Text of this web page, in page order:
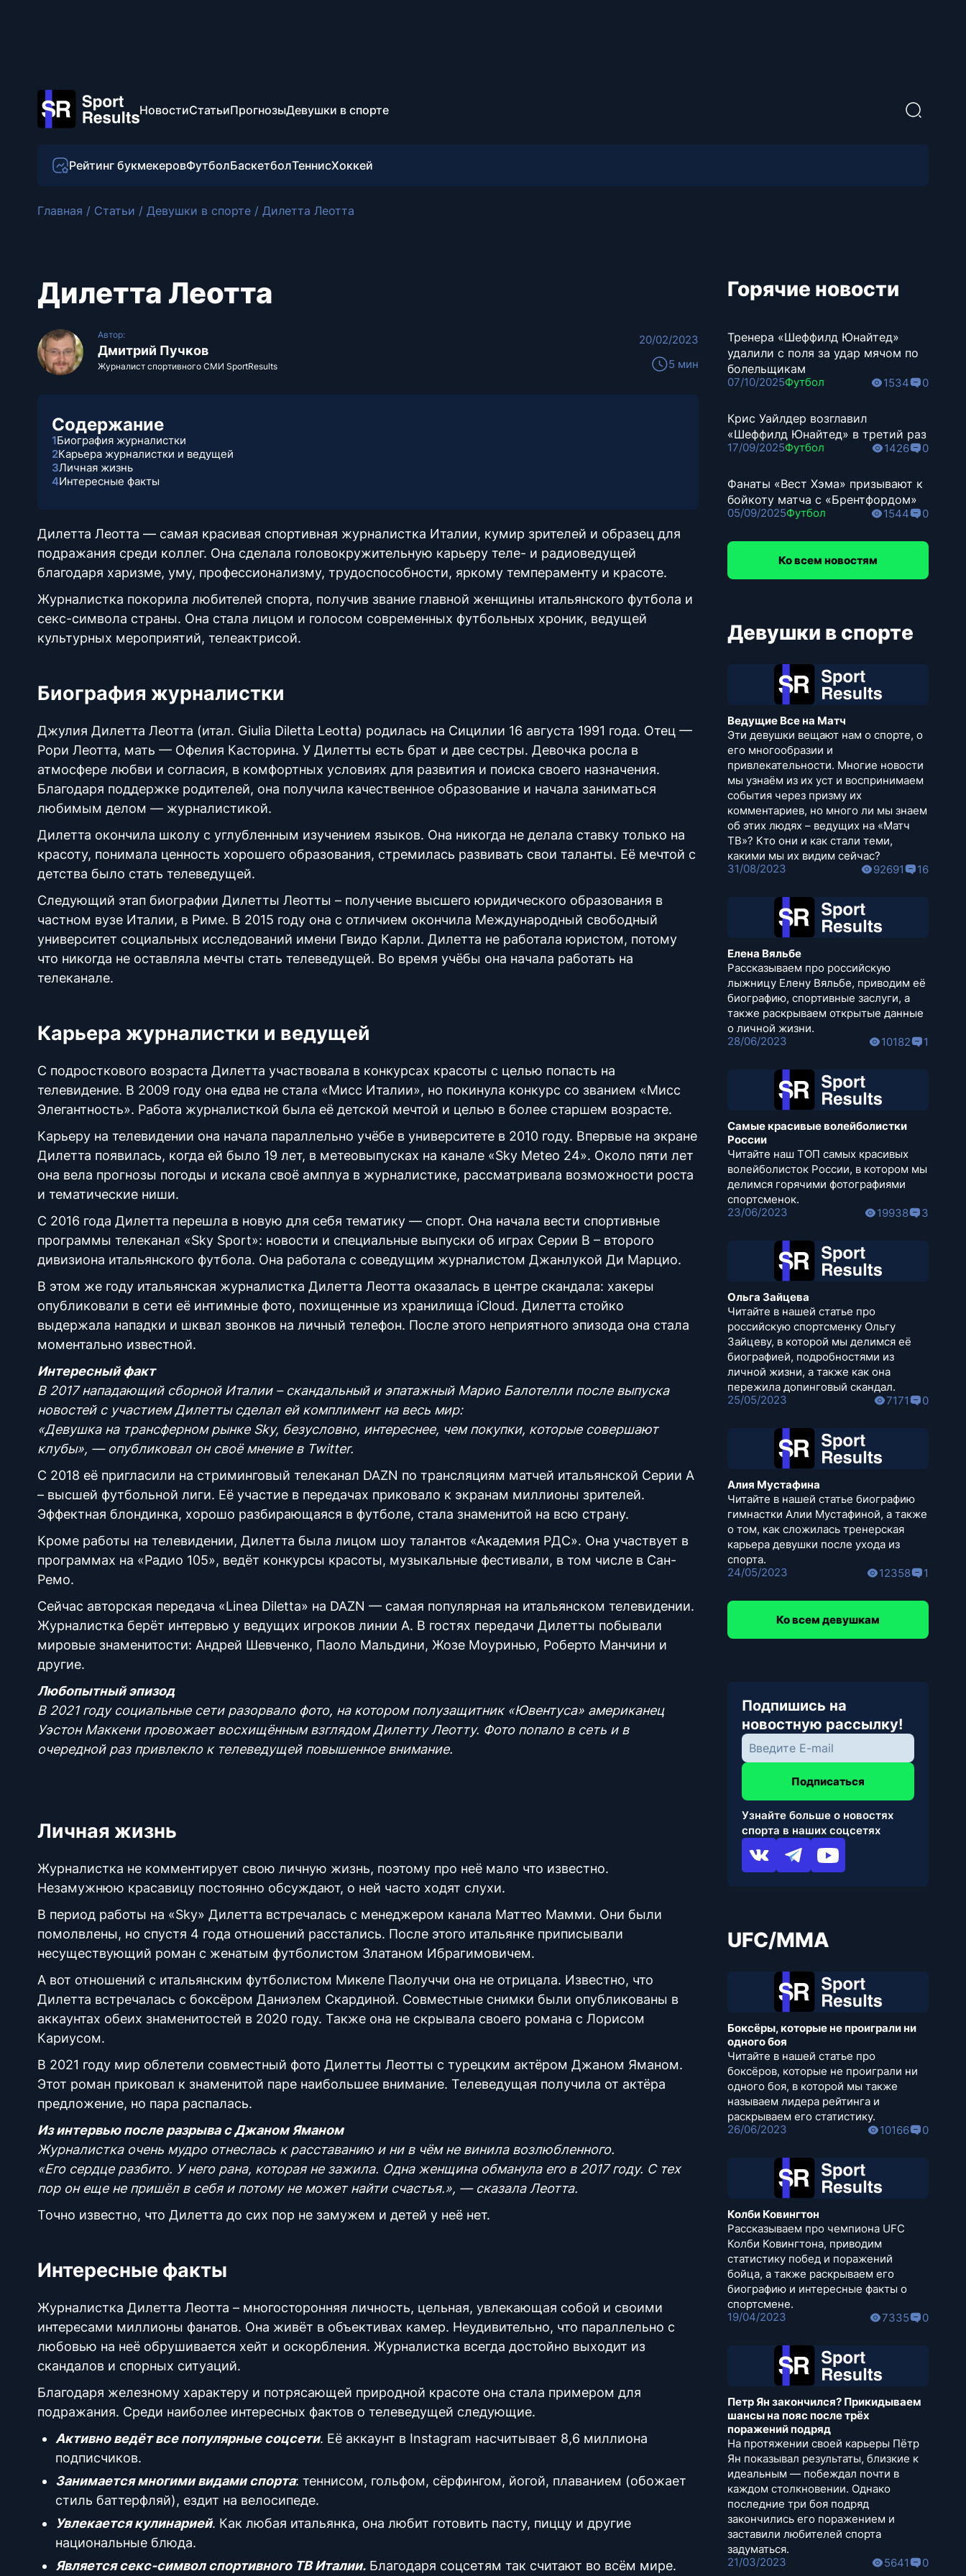
НовостиСтатьиПрогнозыДевушки в спорте
Рейтинг букмекеровФутболБаскетболТеннисХоккей
Главная / Статьи / Девушки в спорте / Дилетта Леотта
Дилетта Леотта
Автор:
Дмитрий Пучков
Журналист спортивного СМИ SportResults
20/02/2023
5 мин
Содержание
1Биография журналистки
2Карьера журналистки и ведущей
3Личная жизнь
4Интересные факты
Дилетта Леотта — самая красивая спортивная журналистка Италии, кумир зрителей и образец для
подражания среди коллег. Она сделала головокружительную карьеру теле- и радиоведущей
благодаря харизме, уму, профессионализму, трудоспособности, яркому темпераменту и красоте.
Журналистка покорила любителей спорта, получив звание главной женщины итальянского футбола и
секс-символа страны. Она стала лицом и голосом современных футбольных хроник, ведущей
культурных мероприятий, телеактрисой.
Биография журналистки
Джулия Дилетта Леотта (итал. Giulia Diletta Leotta) родилась на Сицилии 16 августа 1991 года. Отец —
Рори Леотта, мать — Офелия Касторина. У Дилетты есть брат и две сестры. Девочка росла в
атмосфере любви и согласия, в комфортных условиях для развития и поиска своего назначения.
Благодаря поддержке родителей, она получила качественное образование и начала заниматься
любимым делом — журналистикой.
Дилетта окончила школу с углубленным изучением языков. Она никогда не делала ставку только на
красоту, понимала ценность хорошего образования, стремилась развивать свои таланты. Её мечтой с
детства было стать телеведущей.
Следующий этап биографии Дилетты Леотты – получение высшего юридического образования в
частном вузе Италии, в Риме. В 2015 году она с отличием окончила Международный свободный
университет социальных исследований имени Гвидо Карли. Дилетта не работала юристом, потому
что никогда не оставляла мечты стать телеведущей. Во время учёбы она начала работать на
телеканале.
Карьера журналистки и ведущей
С подросткового возраста Дилетта участвовала в конкурсах красоты с целью попасть на
телевидение. В 2009 году она едва не стала «Мисс Италии», но покинула конкурс со званием «Мисс
Элегантность». Работа журналисткой была её детской мечтой и целью в более старшем возрасте.
Карьеру на телевидении она начала параллельно учёбе в университете в 2010 году. Впервые на экране
Дилетта появилась, когда ей было 19 лет, в метеовыпусках на канале «Sky Meteo 24». Около пяти лет
она вела прогнозы погоды и искала своё амплуа в журналистике, рассматривала возможности роста
и тематические ниши.
С 2016 года Дилетта перешла в новую для себя тематику — спорт. Она начала вести спортивные
программы телеканал «Sky Sport»: новости и специальные выпуски об играх Серии В – второго
дивизиона итальянского футбола. Она работала с соведущим журналистом Джанлукой Ди Марцио.
В этом же году итальянская журналистка Дилетта Леотта оказалась в центре скандала: хакеры
опубликовали в сети её интимные фото, похищенные из хранилища iCloud. Дилетта стойко
выдержала нападки и шквал звонков на личный телефон. После этого неприятного эпизода она стала
моментально известной.
Интересный факт
В 2017 нападающий сборной Италии – скандальный и эпатажный Марио Балотелли после выпуска
новостей с участием Дилетты сделал ей комплимент на весь мир:
«Девушка на трансферном рынке Sky, безусловно, интереснее, чем покупки, которые совершают
клубы», — опубликовал он своё мнение в Twitter.
С 2018 её пригласили на стриминговый телеканал DAZN по трансляциям матчей итальянской Серии А
– высшей футбольной лиги. Её участие в передачах приковало к экранам миллионы зрителей.
Эффектная блондинка, хорошо разбирающаяся в футболе, стала знаменитой на всю страну.
Кроме работы на телевидении, Дилетта была лицом шоу талантов «Академия РДС». Она участвует в
программах на «Радио 105», ведёт конкурсы красоты, музыкальные фестивали, в том числе в Сан-
Ремо.
Сейчас авторская передача «Linea Diletta» на DAZN — самая популярная на итальянском телевидении.
Журналистка берёт интервью у ведущих игроков линии А. В гостях передачи Дилетты побывали
мировые знаменитости: Андрей Шевченко, Паоло Мальдини, Жозе Моуринью, Роберто Манчини и
другие.
Любопытный эпизод
В 2021 году социальные сети разорвало фото, на котором полузащитник «Ювентуса» американец
Уэстон Маккени провожает восхищённым взглядом Дилетту Леотту. Фото попало в сеть и в
очередной раз привлекло к телеведущей повышенное внимание.
Личная жизнь
Журналистка не комментирует свою личную жизнь, поэтому про неё мало что известно.
Незамужнюю красавицу постоянно обсуждают, о ней часто ходят слухи.
В период работы на «Sky» Дилетта встречалась с менеджером канала Маттео Мамми. Они были
помолвлены, но спустя 4 года отношений расстались. После этого итальянке приписывали
несуществующий роман с женатым футболистом Златаном Ибрагимовичем.
А вот отношений с итальянским футболистом Микеле Паолуччи она не отрицала. Известно, что
Дилетта встречалась с боксёром Даниэлем Скардиной. Совместные снимки были опубликованы в
аккаунтах обеих знаменитостей в 2020 году. Также она не скрывала своего романа с Лорисом
Кариусом.
В 2021 году мир облетели совместный фото Дилетты Леотты с турецким актёром Джаном Яманом.
Этот роман приковал к знаменитой паре наибольшее внимание. Телеведущая получила от актёра
предложение, но пара распалась.
Из интервью после разрыва с Джаном Яманом
Журналистка очень мудро отнеслась к расставанию и ни в чём не винила возлюбленного.
«Его сердце разбито. У него рана, которая не зажила. Одна женщина обманула его в 2017 году. С тех
пор он еще не пришёл в себя и потому не может найти счастья.», — сказала Леотта.
Точно известно, что Дилетта до сих пор не замужем и детей у неё нет.
Интересные факты
Журналистка Дилетта Леотта – многосторонняя личность, цельная, увлекающая собой и своими
интересами миллионы фанатов. Она живёт в объективах камер. Неудивительно, что параллельно с
любовью на неё обрушивается хейт и оскорбления. Журналистка всегда достойно выходит из
скандалов и спорных ситуаций.
Благодаря железному характеру и потрясающей природной красоте она стала примером для
подражания. Среди наиболее интересных фактов о телеведущей следующие.
Активно ведёт все популярные соцсети. Её аккаунт в Instagram насчитывает 8,6 миллиона
подписчиков.
Занимается многими видами спорта: теннисом, гольфом, сёрфингом, йогой, плаванием (обожает
стиль баттерфляй), ездит на велосипеде.
Увлекается кулинарией. Как любая итальянка, она любит готовить пасту, пиццу и другие
национальные блюда.
Является секс-символ спортивного ТВИталии. Благодаря соцсетям так считают во всём мире.
Горячие новости
Тренера «Шеффилд Юнайтед»
удалили с поля за удар мячом по
болельщикам
07/10/2025Футбол 1534 0
Крис Уайлдер возглавил
«Шеффилд Юнайтед» в третий раз
17/09/2025Футбол 1426 0
Фанаты «Вест Хэма» призывают к
бойкоту матча с «Брентфордом»
05/09/2025Футбол 1544 0
Ко всем новостям
Девушки в спорте
Ведущие Все на Матч
Эти девушки вещают нам о спорте, о
его многообразии и
привлекательности. Многие новости
мы узнаём из их уст и воспринимаем
события через призму их
комментариев, но много ли мы знаем
об этих людях – ведущих на «Матч
ТВ»? Кто они и как стали теми,
какими мы их видим сейчас?
31/08/2023
92691 16
Елена Вяльбе
Рассказываем про российскую
лыжницу Елену Вяльбе, приводим её
биографию, спортивные заслуги, а
также раскрываем открытые данные
о личной жизни.
28/06/2023
10182 1
Самые красивые волейболистки
России
Читайте наш ТОП самых красивых
волейболисток России, в котором мы
делимся горячими фотографиями
спортсменок.
23/06/2023
19938 3
Ольга Зайцева
Читайте в нашей статье про
российскую спортсменку Ольгу
Зайцеву, в которой мы делимся её
биографией, подробностями из
личной жизни, а также как она
пережила допинговый скандал.
25/05/2023
7171 0
Алия Мустафина
Читайте в нашей статье биографию
гимнастки Алии Мустафиной, а также
о том, как сложилась тренерская
карьера девушки после ухода из
спорта.
24/05/2023
12358 1
Ко всем девушкам
Подпишись на
новостную рассылку!
Подписаться
Узнайте больше о новостях
спорта в наших соцсетях
UFC/MMA
Боксёры, которые не проиграли ни
одного боя
Читайте в нашей статье про
боксёров, которые не проиграли ни
одного боя, в которой мы также
называем лидера рейтинга и
раскрываем его статистику.
26/06/2023
10166 0
Колби Ковингтон
Рассказываем про чемпиона UFC
Колби Ковингтона, приводим
статистику побед и поражений
бойца, а также раскрываем его
биографию и интересные факты о
спортсмене.
19/04/2023
7335 0
Петр Ян закончился? Прикидываем
шансы на пояс после трёх
поражений подряд
На протяжении своей карьеры Пётр
Ян показывал результаты, близкие к
идеальным — побеждал почти в
каждом столкновении. Однако
последние три боя подряд
закончились его поражением и
заставили любителей спорта
задуматься.
21/03/2023
5641 0